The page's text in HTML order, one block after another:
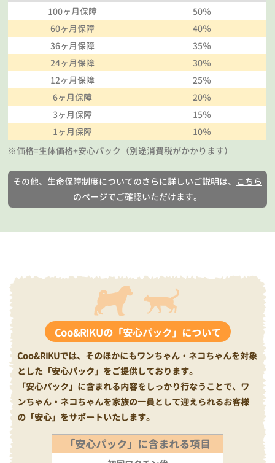
100ヶ月保障
50％
60ヶ月保障
40％
36ヶ月保障
35％
24ヶ月保障
30％
12ヶ月保障
25％
6ヶ月保障
20％
3ヶ月保障
15％
1ヶ月保障
10％
※価格=生体価格+安心パック（別途消費税がかかります）
その他、生命保障制度についてのさらに詳しいご説明は、 こちら
のページでご確認いただけます。
Coo&RIKUの「安心パック」について
Coo&RIKUでは、そのほかにもワンちゃん・ネコちゃんを対象
とした「安心パック」をご提供しております。
「安心パック」に含まれる内容をしっかり行なうことで、ワ
ンちゃん・ネコちゃんを家族の一員として迎えられるお客様
の「安心」をサポートいたします。
「安心パック」に含まれる項目